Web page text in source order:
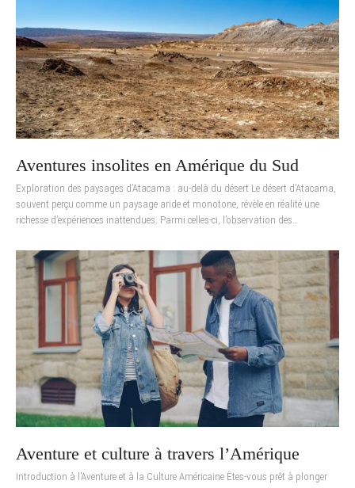
Aventures insolites en Amérique du Sud
Exploration des paysages d’Atacama : au-delà du désert Le désert d’Atacama,
souvent perçu comme un paysage aride et monotone, révèle en réalité une
richesse d’expériences inattendues. Parmi celles-ci, l’observation des…
Aventure et culture à travers l’Amérique
Introduction à l’Aventure et à la Culture Américaine Êtes-vous prêt à plonger